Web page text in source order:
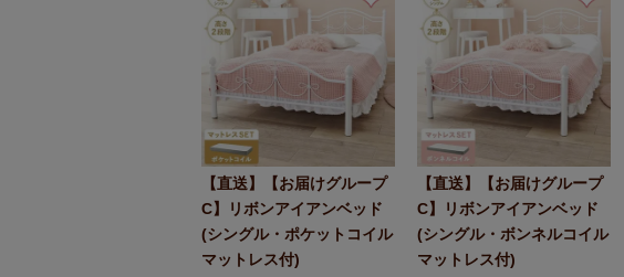
【直送】【お届けグループ
C】リボンアイアンベッド
(シングル・ポケットコイル
マットレス付)
【直送】【お届けグループ
C】リボンアイアンベッド
(シングル・ボンネルコイル
マットレス付)